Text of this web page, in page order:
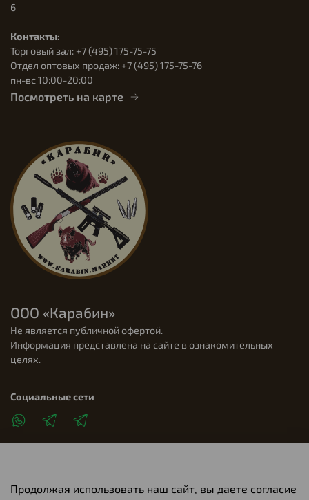
6
Контакты:
Торговый зал: +7 (495) 175-75-75
Отдел оптовых продаж: +7 (495) 175-75-76
пн-вс 10:00-20:00
Посмотреть на карте
ООО «Карабин»
Не является публичной офертой.
Информация представлена на сайте в ознакомительных
целях.
Социальные сети
Продолжая использовать наш сайт, вы даете согласие